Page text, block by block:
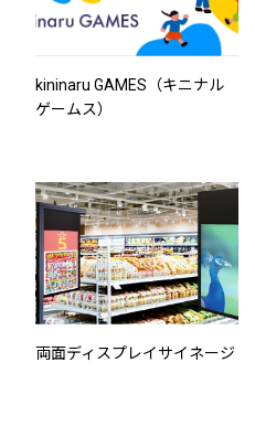
kininaru GAMES（キニナル
ゲームス）
両面ディスプレイサイネージ